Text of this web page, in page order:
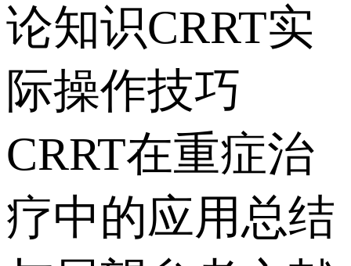
论知识CRRT实
际操作技巧
CRRT在重症治
疗中的应用总结